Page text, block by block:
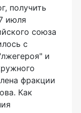
получить
июля
союза
с
и
фракции
Как